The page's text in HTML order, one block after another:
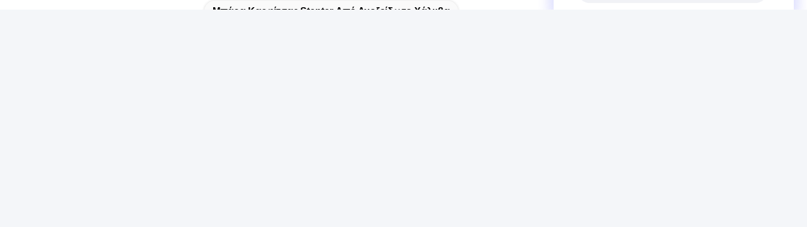
Μπάρα Καρφίτσας Stenter Από Ανοξείδωτο Χάλυβα